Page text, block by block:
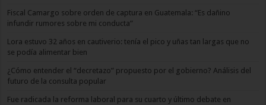
Fiscal Camargo sobre orden de captura en Guatemala: “Es dañino
infundir rumores sobre mi conducta”
Lora estuvo 32 años en cautiverio: tenía el pico y uñas tan largas que no
se podía alimentar bien
¿Cómo entender el “decretazo” propuesto por el gobierno? Análisis del
futuro de la consulta popular
Fue radicada la reforma laboral para su cuarto y último debate en